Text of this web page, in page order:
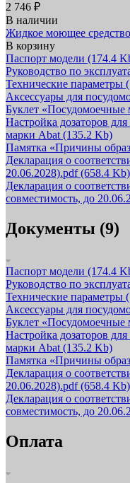
2 746 ₽
В наличии
Жидкое моющее
В корзину
Паспорт модели (174.4
Руководство по
Технические параметры
Аксессуары для
Буклет
Настройка дозаторов
марки Abat (135.2 Kb)
Памятка «Причины
Декларация о
20.06.2028).pdf(658.4 Kb)
Декларация о
совместимость, до
Документы (9)
Паспорт модели (174.4
Руководство по
Технические параметры
Аксессуары для
Буклет
Настройка дозаторов
марки Abat (135.2 Kb)
Памятка «Причины
Декларация о
20.06.2028).pdf(658.4 Kb)
Декларация о
совместимость, до
Оплата